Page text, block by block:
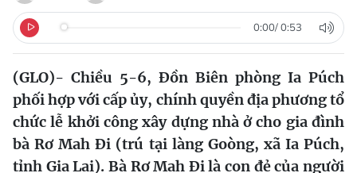
0:00/0:53
(GLO)- Chiều 5-6, Đồn Biên phòng Ia Púch
phối hợp với cấp ủy, chính quyền địa phương tổ
chức lễ khởi công xây dựng nhà ở cho gia đình
bà Rơ Mah Đi (trú tại làng Goòng, xã Ia Púch,
tỉnh Gia Lai). Bà Rơ Mah Đi là con đẻ của người